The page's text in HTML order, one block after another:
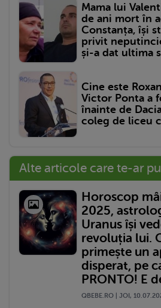
Mama lui
de ani mort în
Constanța, își
privit
și-a dat ultima
Cine este
Victor Ponta a
înainte de
coleg de liceu
Alte articole care te-ar
Horoscop
2025,
Uranus își
revoluția lui.
primește un
disperat, pe
PRONTO! E
QBEBE.RO | JOI,